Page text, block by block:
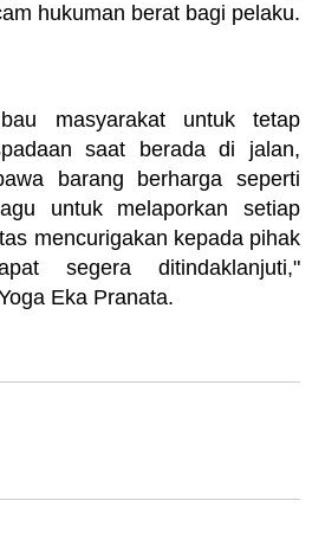
hukuman berat bagi pelaku.
masyarakat untuk tetap
saat berada di jalan,
barang berharga seperti
untuk melaporkan setiap
mencurigakan kepada pihak
segera ditindaklanjuti,"
Eka Pranata.